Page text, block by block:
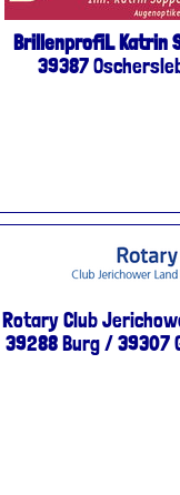
BrillenprofiL Katrin
39387
Rotary Club
39288 Burg / 39307